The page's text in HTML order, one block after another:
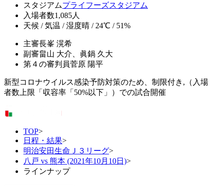
スタジアムプライフーズスタジアム
入場者数1,085人
天候 / 気温 / 湿度晴 / 24℃ / 51%
主審長峯 滉希
副審畠山 大介、眞鍋 久大
第４の審判員菅原 陽平
新型コロナウイルス感染予防対策のため、制限付き,（入場
者数上限「収容率「50%以下」）での試合開催
TOP>
日程・結果>
明治安田生命Ｊ３リーグ>
八戸 vs 熊本 (2021年10月10日)>
ラインナップ